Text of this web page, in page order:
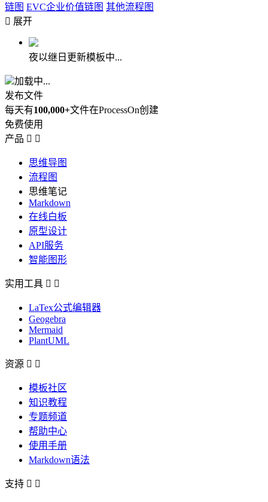
链图 EVC企业价值链图 其他流程图
 展开
夜以继日更新模板中...
加载中...
发布文件
每天有100,000+文件在ProcessOn创建
免费使用
产品  
思维导图
流程图
思维笔记
Markdown
在线白板
原型设计
API服务
智能图形
实用工具  
LaTex公式编辑器
Geogebra
Mermaid
PlantUML
资源  
模板社区
知识教程
专题频道
帮助中心
使用手册
Markdown语法
支持  